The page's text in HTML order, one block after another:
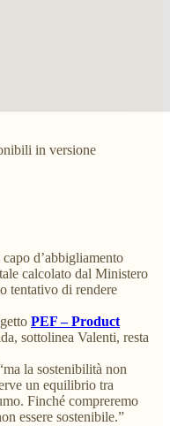
in versione
d’abbigliamento
calcolato dal Ministero
tentativo di rendere
PEF – Product
sottolinea Valenti, resta
la sostenibilità non
un equilibrio tra
Finché compreremo
essere sostenibile.”